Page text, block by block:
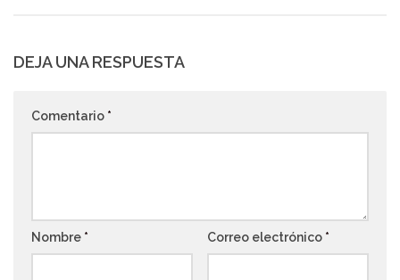
DEJA UNA RESPUESTA
Comentario *
Nombre * Correo electrónico *